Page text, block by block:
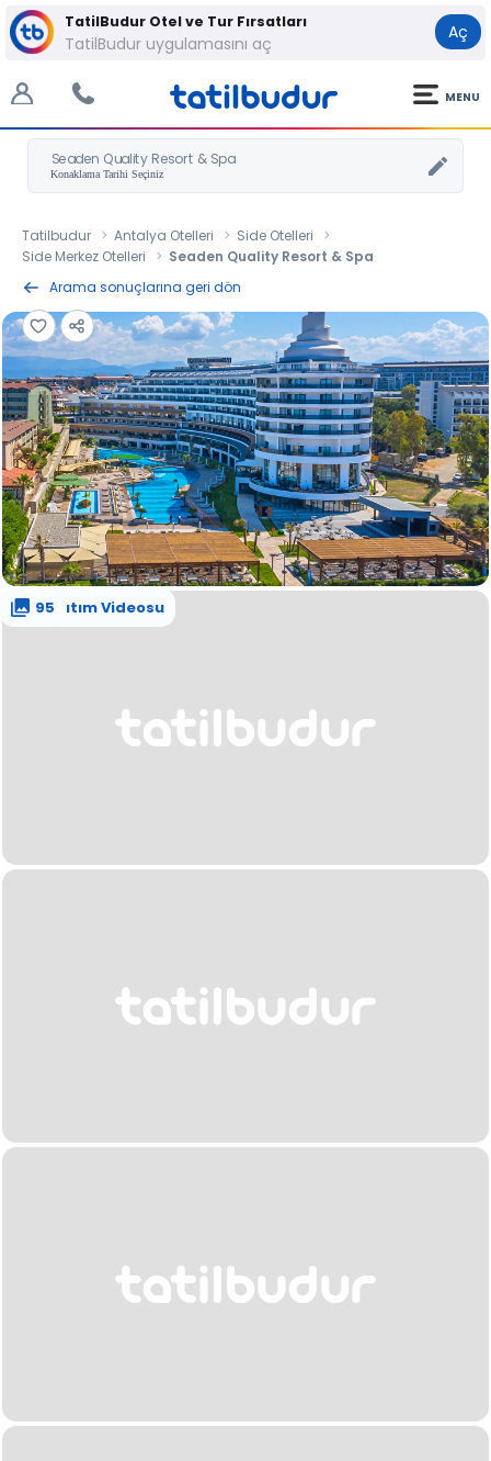
TatilBudur Otel ve Tur Fırsatları
TatilBudur uygulamasını aç
Aç
MENU
Seaden Quality Resort & Spa
Tatilbudur Antalya Otelleri
Side Otelleri
Side Merkez Otelleri
Seaden Quality Resort & Spa
Arama sonuçlarına geri dön
Tanıtım Videosu
95